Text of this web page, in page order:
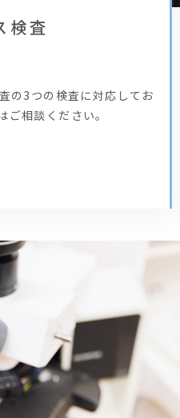
検査
の3つの検査に対応してお
ご相談ください。